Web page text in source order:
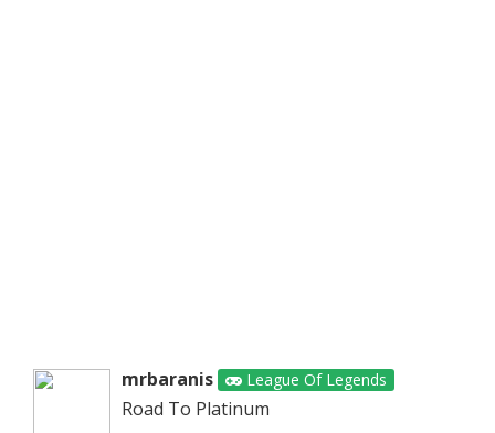
mrbaranis League Of Legends
Road To Platinum